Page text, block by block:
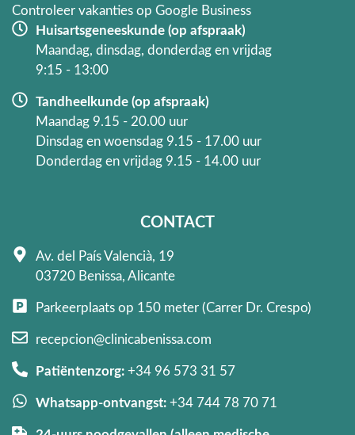
f
Controleer vakanties op Google Business
Huisartsgeneeskunde (op afspraak)
Maandag, dinsdag, donderdag en vrijdag
9:15 - 13:00
Tandheelkunde (op afspraak)
Maandag 9.15 - 20.00 uur
Dinsdag en woensdag 9.15 - 17.00 uur
Donderdag en vrijdag 9.15 - 14.00 uur
CONTACT
Av. del País Valencià, 19
03720 Benissa, Alicante
Parkeerplaats op 150 meter (Carrer Dr. Crespo)
recepcion@clinicabenissa.com
Patiëntenzorg: +34 96 573 31 57
Whatsapp-ontvangst: +34 744 78 70 71